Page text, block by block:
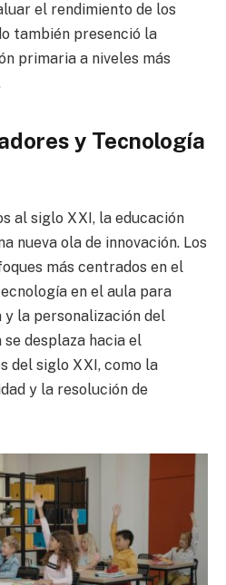
el rendimiento de los
también presenció la
primaria a niveles más
y Tecnología
al siglo XXI, la educación
nueva ola de innovación. Los
más centrados en el
en el aula para
la personalización del
desplaza hacia el
del siglo XXI, como la
y la resolución de